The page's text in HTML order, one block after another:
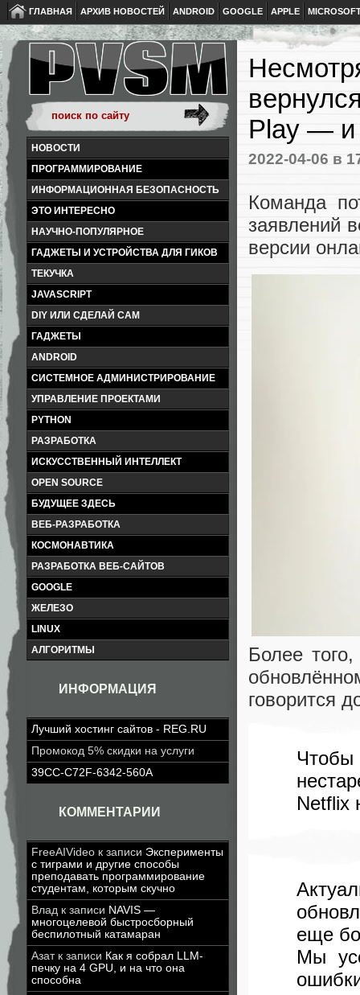
ГЛАВНАЯ АРХИВ НОВОСТЕЙ ANDROID GOOGLE APPLE
НОВОСТИ
ПРОГРАММИРОВАНИЕ
ИНФОРМАЦИОННАЯ БЕЗОПАСНОСТЬ
ЭТО ИНТЕРЕСНО
НАУЧНО-ПОПУЛЯРНОЕ
ГАДЖЕТЫ И УСТРОЙСТВА ДЛЯ ГИКОВ
ТЕКУЧКА
JAVASCRIPT
DIY ИЛИ СДЕЛАЙ САМ
ГАДЖЕТЫ
ANDROID
СИСТЕМНОЕ АДМИНИСТРИРОВАНИЕ
УПРАВЛЕНИЕ ПРОЕКТАМИ
PYTHON
РАЗРАБОТКА
ИСКУССТВЕННЫЙ ИНТЕЛЛЕКТ
OPEN SOURCE
БУДУЩЕЕ ЗДЕСЬ
ВЕБ-РАЗРАБОТКА
КОСМОНАВТИКА
РАЗРАБОТКА ВЕБ-САЙТОВ
GOOGLE
ЖЕЛЕЗО
LINUX
АЛГОРИТМЫ
ИНФОРМАЦИЯ
Лучший хостинг сайтов - REG.RU
Промокод 5% скидки на услуги
39CC-C72F-6342-560A
КОММЕНТАРИИ
FreeAIVideo к записи Эксперименты
с тиграми и другие способы
преподавать программирование
студентам, которым скучно
Влад к записи NAVIS —
многоцелевой быстросборный
беспилотный катамаран
Азатк записи Как я собрал LLM-
печку на 4 GPU, и на что она
способна
Play — и
2022-04-06 в
Команда
заявлений
версии
Более
говорится
Чтобы
Netflix
еще
Мы